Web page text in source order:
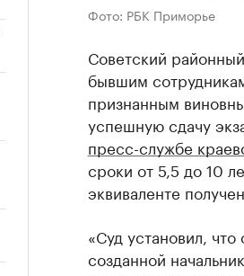
Фото: РБК Приморье
Советский
бывшим
признанным
успешную сдачу
пресс-службе
сроки от 5,5 до 10
эквиваленте
«Суд установил,
созданной